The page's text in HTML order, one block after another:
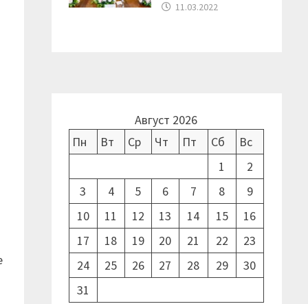
11.03.2022
Август 2026
Пн
Вт Ср Чт Пт Сб
Вс
1
2
3
4 5 6 7 8
9
10
11 12 13 14 15
16
17
18 19 20 21 22
23
24
25 26 27 28 29
30
31